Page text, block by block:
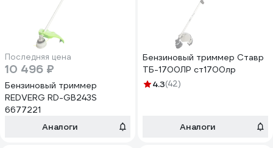
Последняя цена
10 496 ₽
Бензиновый триммер
REDVERG RD-GB243S
6677221
Аналоги
Бензиновый триммер Ставр
ТБ-1700ЛР ст1700лр
4.3(42)
Аналоги